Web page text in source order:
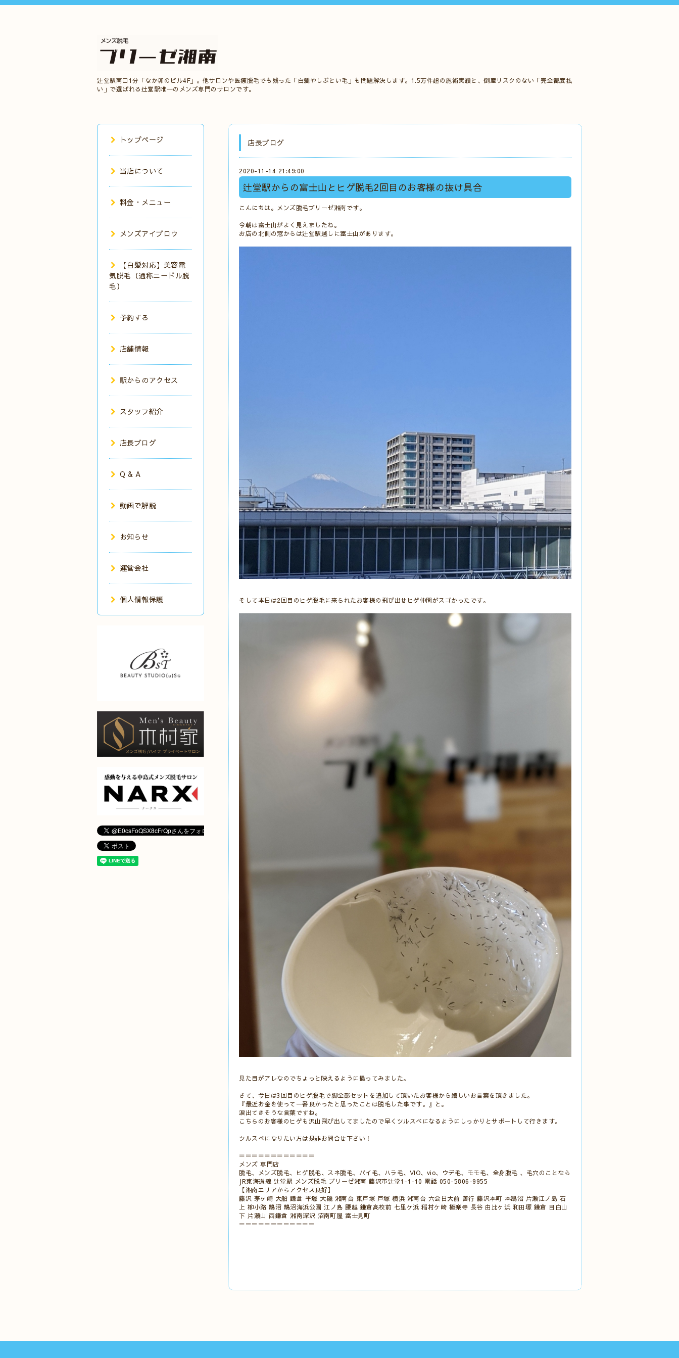
辻堂駅南口1分「なか卯のビル4F」。他サロンや医療脱毛でも残った「白髪やしぶとい毛」も問題解決します。1.5万件超の施術実績と、倒産リスクのない「完全都度払
い」で選ばれる辻堂駅唯一のメンズ専門のサロンです。
店長ブログ
2020-11-14 21:49:00
辻堂駅からの富士山とヒゲ脱毛2回目のお客様の抜け具合
こんにちは。メンズ脱毛ブリーゼ湘南です。
今朝は富士山がよく見えましたね。
お店の北側の窓からは辻堂駅越しに富士山があります。
そして本日は2回目のヒゲ脱毛に来られたお客様の飛び出せヒゲ仲間がスゴかったです。
見た目がアレなのでちょっと映えるように撮ってみました。
さて、今日は3回目のヒゲ脱毛で脚全部セットを追加して頂いたお客様から嬉しいお言葉を頂きました。
『最近お金を使って一番良かったと思ったことは脱毛した事です。』と。
涙出てきそうな言葉ですね。
こちらのお客様のヒゲも沢山飛び出してましたので早くツルスベになるようにしっかりとサポートして行きます。
ツルスベになりたい方は是非お問合せ下さい！
＝＝＝＝＝＝＝＝＝＝＝＝
メンズ 専門店
脱毛、メンズ脱毛、ヒゲ脱毛、スネ脱毛、パイ毛、ハラ毛、VIO、vio、ウデ毛、モモ毛、全身脱毛 、毛穴のことなら
JR東海道線 辻堂駅 メンズ脱毛 ブリーゼ湘南 藤沢市辻堂1-1-10 電話 050-5806-9955
【湘南エリアからアクセス良好】
藤沢 茅ヶ崎 大船 鎌倉 平塚 大磯 湘南台 東戸塚 戸塚 横浜 湘南台 六会日大前 善行 藤沢本町 本鵠沼 片瀬江ノ島 石
上 柳小路 鵠沼 鵠沼海浜公園 江ノ島 腰越 鎌倉高校前 七里ケ浜 稲村ケ崎 極楽寺 長谷 由比ヶ浜 和田塚 鎌倉 目白山
下 片瀬山 西鎌倉 湘南深沢 沼南町屋 富士見町
＝＝＝＝＝＝＝＝＝＝＝＝
トップページ
当店について
料金・メニュー
メンズアイブロウ
【白髪対応】美容電
気脱毛（通称ニードル脱
毛）
予約する
店舗情報
駅からのアクセス
スタッフ紹介
店長ブログ
Q & A
動画で解説
お知らせ
運営会社
個人情報保護